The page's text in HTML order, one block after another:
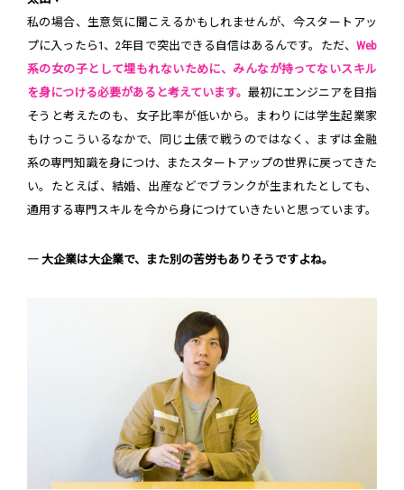
私の場合、生意気に聞こえるかもしれませんが、今スタートアッ
プに入ったら1、2年目で突出できる自信はあるんです。ただ、 Web
系の女の子として埋もれないために、みんなが持ってないスキル
を身につける必要があると考えています。 最初にエンジニアを目指
そうと考えたのも、女子比率が低いから。まわりには学生起業家
もけっこういるなかで、同じ土俵で戦うのではなく、まずは金融
系の専門知識を身につけ、またスタートアップの世界に戻ってきた
い。たとえば、結婚、出産などでブランクが生まれたとしても、
通用する専門スキルを今から身につけていきたいと思っています。
― 大企業は大企業で、また別の苦労もありそうですよね。